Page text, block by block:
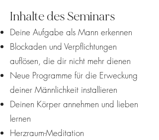
Inhalte des Seminars
Deine Aufgabe als Mann erkennen
Blockaden und Verpflichtungen
auflösen, die dir nicht mehr dienen
Neue Programme für die Erweckung
deiner Männlichkeit installieren
Deinen Körper annehmen und lieben
lernen
Herzraum-Meditation